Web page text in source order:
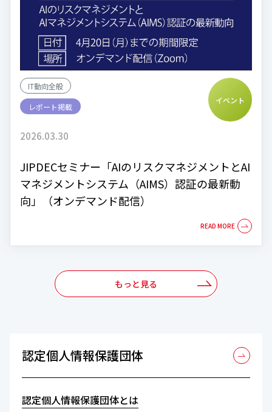
IT動向全般
レポート掲載
イベント
2026.03.30
JIPDECセミナー「AIのリスクマネジメントとAI
マネジメントシステム（AIMS）認証の最新動
向」（オンデマンド配信）
もっと見る
認定個人情報保護団体
認定個人情報保護団体とは